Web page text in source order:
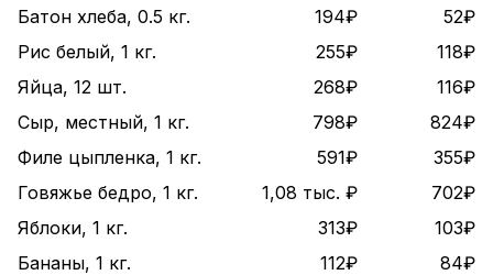
Батон хлеба, 0.5 кг.
194₽
52₽
Рис белый, 1 кг.
255₽
118₽
Яйца, 12 шт.
268₽
116₽
Сыр, местный, 1 кг.
798₽
824₽
Филе цыпленка, 1 кг.
591₽
355₽
Говяжье бедро, 1 кг.
1,08 тыс. ₽
702₽
Яблоки, 1 кг.
313₽
103₽
Бананы, 1 кг.
112₽
84₽